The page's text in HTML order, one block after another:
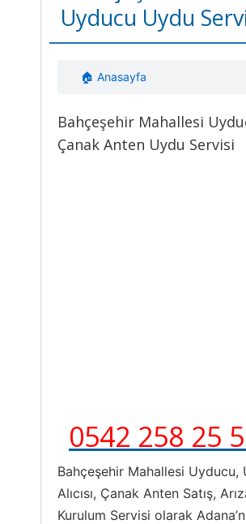
Uyducu Uydu
🏠 Anasayfa
Bahçeşehir Mahallesi
Çanak Anten Uydu Servisi
0542 258 25
Bahçeşehir Mahallesi Uyducu,
Alıcısı, Çanak Anten Satış,
Kurulum Servisi olarak